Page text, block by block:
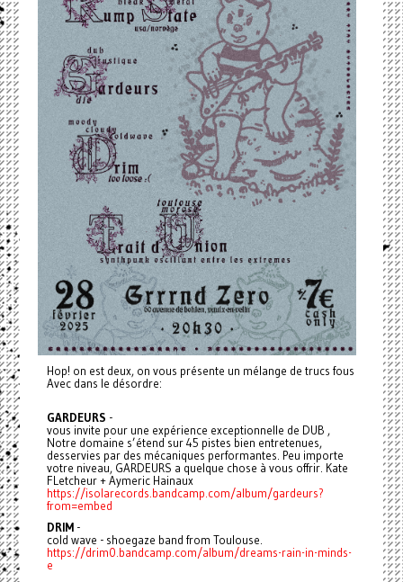
Hop! on est deux, on vous présente un mélange de trucs fous
Avec dans le désordre:
GARDEURS -
vous invite pour une expérience exceptionnelle de DUB ,
Notre domaine s’étend sur 45 pistes bien entretenues,
desservies par des mécaniques performantes. Peu importe
votre niveau, GARDEURS a quelque chose à vous offrir. Kate
FLetcheur + Aymeric Hainaux
https://isolarecords.bandcamp.com/album/gardeurs?
from=embed
DRIM-
cold wave - shoegaze band from Toulouse.
https://drim0.bandcamp.com/album/dreams-rain-in-minds-
e